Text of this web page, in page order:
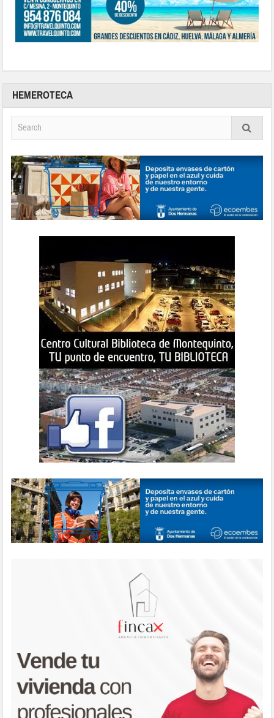
HEMEROTECA